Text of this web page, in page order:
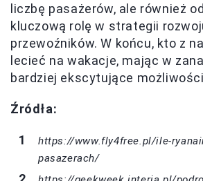
liczbę pasażerów, ale również
kluczową rolę w strategii
przewoźników. W końcu, kto z
lecieć na wakacje, mając w
bardziej ekscytujące
Źródła:
https://www.fly4free.pl/ile-
pasazerach/